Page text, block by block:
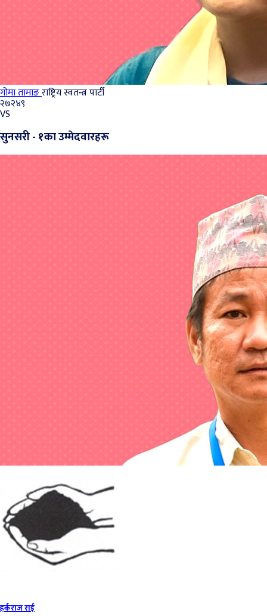
गोमा तामाङराष्ट्रिय स्वतन्त्र पार्टी
२७२४९
VS
सुनसरी - १का उम्मेदवारहरू
हर्कराज राई